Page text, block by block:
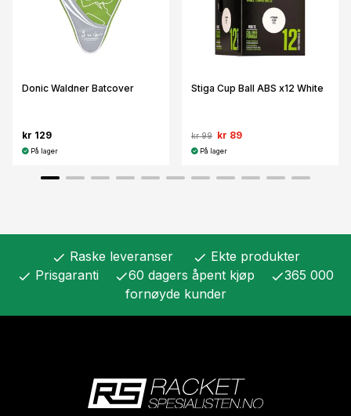
Donic Waldner Batcover
kr 129
På lager
Stiga Cup Ball ABS x12 White
kr 99 kr 89
På lager
check Raske leveranser check Ekte produkter
check Prisgaranti check60 dagers åpent kjøp check365 000
fornøyde kunder